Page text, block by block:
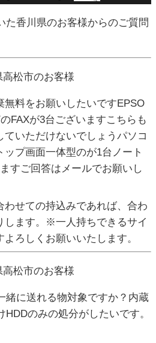
た香川県のお客様からのご質問
松市のお客様
無料をお願いしたいですEPSO
FAXが3台ございますこちらも
ていただけないでしょうパソコ
プ画面一体型のが1台ノート
すご回答はメールでお願いし
わせての持込みであれば、合わ
します。※一人持ちできるサイ
よろしくお願いいたします。
松市のお客様
緒に送れる物対象ですか？内蔵
HDDのみの処分がしたいです。